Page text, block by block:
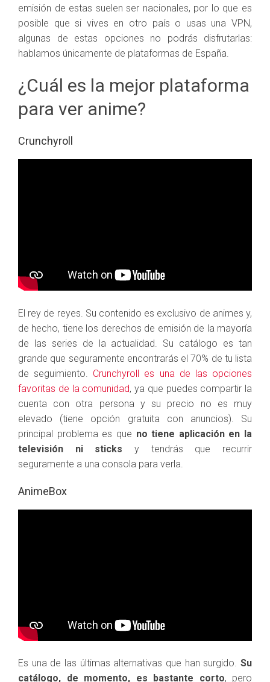
emisión de estas suelen ser nacionales, por lo que es
posible que si vives en otro país o usas una VPN,
algunas de estas opciones no podrás disfrutarlas:
hablamos únicamente de plataformas de España.
¿Cuál es la mejor plataforma
para ver anime?
Crunchyroll
El rey de reyes. Su contenido es exclusivo de animes y,
de hecho, tiene los derechos de emisión de la mayoría
de las series de la actualidad. Su catálogo es tan
grande que seguramente encontrarás el 70% de tu lista
de seguimiento. Crunchyroll es una de las opciones
favoritas de la comunidad, ya que puedes compartir la
cuenta con otra persona y su precio no es muy
elevado (tiene opción gratuita con anuncios). Su
principal problema es que no tiene aplicación en la
televisión ni sticks y tendrás que recurrir
seguramente a una consola para verla.
AnimeBox
Es una de las últimas alternativas que han surgido. Su
catálogo, de momento, es bastante corto, pero